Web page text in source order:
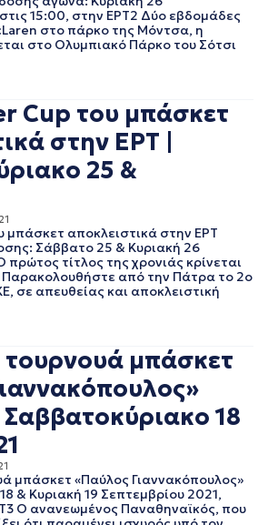
ΜΑΙΟΣ 2025
2025
2025
2024
ΑΥΓΟΥΣΤΟΣ 2024
2024
2024
2024
2024
ΦΕΒΡΟΥΑΡΙΟΣ 2024
2023
2023
2023
ΙΟΥΛΙΟΣ 2023
2023
2023
ΙΑΝΟΥΑΡΙΟΣ 2023
ΝΟΕΜΒΡΙΟΣ 2022
2022
2022
2022
2022
2022
15:00, στην ΕΡΤ2 Δύο εβδομάδες
στο πάρκο της Μόντσα, η
στο Ολυμπιακό Πάρκο του Σότσι
Cup του μπάσκετ
στην ΕΡΤ |
25 &
μπάσκετ αποκλειστικά στην ΕΡΤ
Σάββατο 25 & Κυριακή 26
τίτλος της χρονιάς κρίνεται
Παρακολουθήστε από την Πάτρα το 2ο
σε απευθείας και αποκλειστική
τουρνουά μπάσκετ
18
μπάσκετ «Παύλος Γιαννακόπουλος»
& Κυριακή 19 Σεπτεμβρίου 2021,
Ο ανανεωμένος Παναθηναϊκός, που